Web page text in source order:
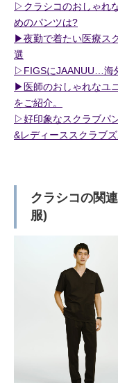
▷クラシコのおしゃれ
めのパンツは?
▶︎夜勤で着たい医療ス
選
▷FIGSにJAANUU…海
▶︎医師のおしゃれなユ
をご紹介。
▷好印象なスクラブパ
&レディーススクラブ
クラシコの関
服)